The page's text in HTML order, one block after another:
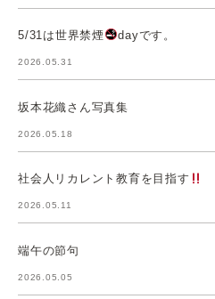
5/31は世界禁煙 dayです。
2026.05.31
坂本花織さん写真集
2026.05.18
社会人リカレント教育を目指す
2026.05.11
端午の節句
2026.05.05